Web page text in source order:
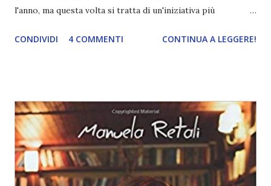
l'anno, ma questa volta si tratta di un'iniziativa più
sono stati pubblicati al momento in italiano). Che io sia una
occasione per (ri)leggerla? Sappiamo benissimo che in
Italia spesso e volentieri le serie vengono interrotte e il
fatto che la Mondadori ne stia portando avanti una che
pensavamo tutti avesse fatto una brutta fine è un miracolo,
per questo è importante pubblicizzarla , anche perché il
CONDIVIDI 4 COMMENTI CONTINUA A LEGGERE!